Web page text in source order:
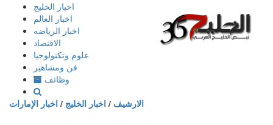
إذهب
المحتوى
اخبار الخليج
اخبار العالم
اخبار الرياضه
الاقتصاد
علوم وتكنولوجيا
فن ومشاهير
وظائف
الارشيف / اخبار الخليج / اخبار الإمارات